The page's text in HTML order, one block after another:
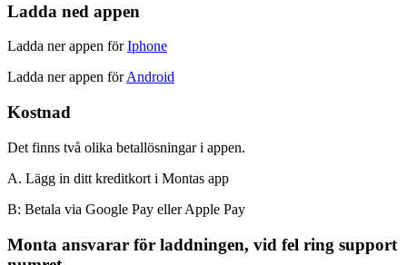
Ladda ned appen
Ladda ner appen förIphone
Ladda ner appen förAndroid
Kostnad
Det finns två olika betallösningar i appen.
A. Lägg in ditt kreditkort i Montas app
B: Betala via Google Pay eller Apple Pay
Monta ansvarar för laddningen, vid fel ring support